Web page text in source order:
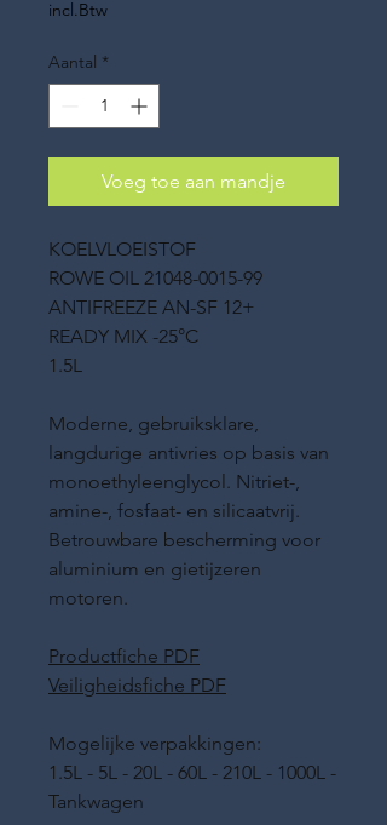
incl.Btw
Aantal *
Voeg toe aan mandje
KOELVLOEISTOF
ROWE OIL 21048-0015-99
ANTIFREEZE AN-SF 12+
READY MIX -25°C
1.5L
Moderne, gebruiksklare,
langdurige antivries op basis van
monoethyleenglycol. Nitriet-,
amine-, fosfaat- en silicaatvrij.
Betrouwbare bescherming voor
aluminium en gietijzeren
motoren.
Productfiche PDF
Veiligheidsfiche PDF
Mogelijke verpakkingen:
1.5L - 5L - 20L - 60L - 210L - 1000L -
Tankwagen